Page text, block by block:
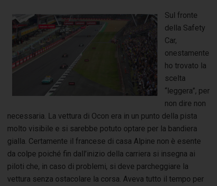
Sul fronte
della Safety
Car,
onestamente
ho trovato la
scelta
“leggera”, per
non dire non
necessaria. La vettura di Ocon era in un punto della pista
molto visibile e si sarebbe potuto optare per la bandiera
gialla. Certamente il francese di casa Alpine non è esente
da colpe poiché fin dall’inizio della carriera si insegna ai
piloti che, in caso di problemi, si deve parcheggiare la
vettura senza ostacolare la corsa. Aveva tutto il tempo per